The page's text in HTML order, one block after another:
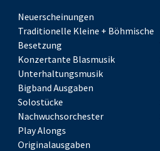
Neuerscheinungen
Traditionelle Kleine + Böhmische
Besetzung
Konzertante Blasmusik
Unterhaltungsmusik
Bigband Ausgaben
Solostücke
Nachwuchsorchester
Play Alongs
Originalausgaben